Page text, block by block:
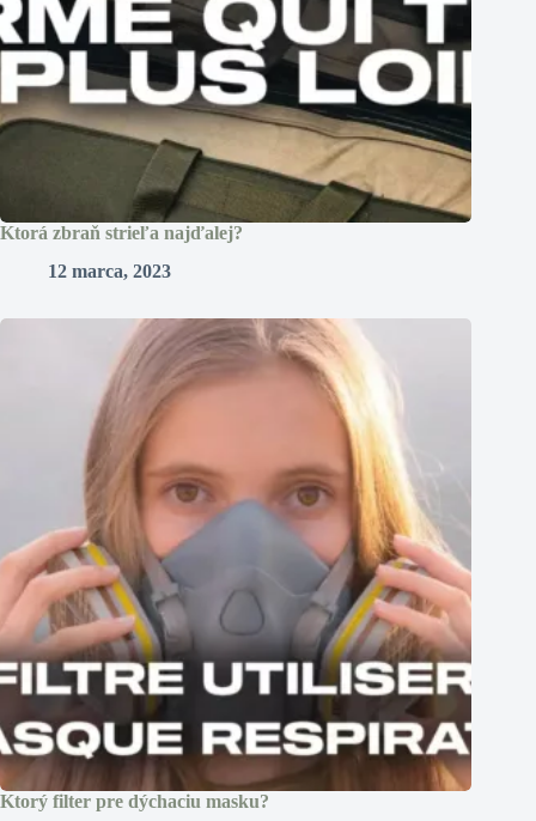
Ktorá zbraň strieľa najďalej?
12 marca, 2023
Ktorý filter pre dýchaciu masku?